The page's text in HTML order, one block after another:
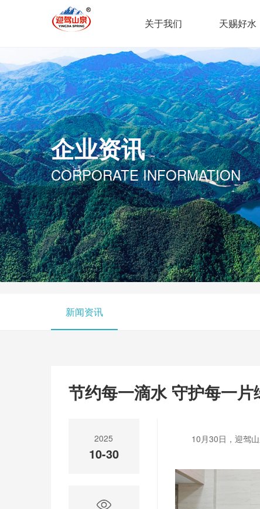
关于我们 天赐好水
企业资讯
CORPORATE INFORMATION
新闻资讯
节约每一滴水 守护每一片
2025
10-30
10月30日，迎驾